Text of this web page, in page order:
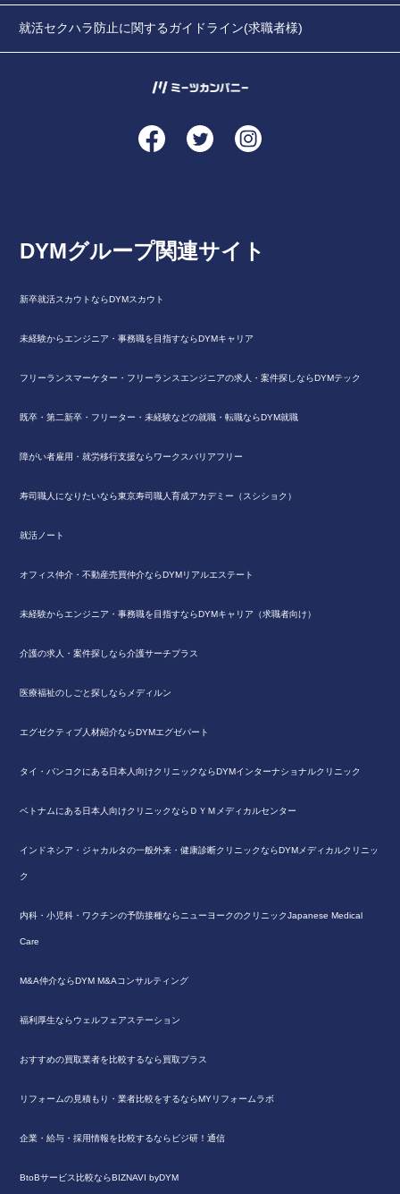
就活セクハラ防止に関するガイドライン(求職者様)
DYMグループ関連サイト
新卒就活スカウトならDYMスカウト
未経験からエンジニア・事務職を目指すならDYMキャリア
フリーランスマーケター・フリーランスエンジニアの求人・案件探しならDYMテック
既卒・第二新卒・フリーター・未経験などの就職・転職ならDYM就職
障がい者雇用・就労移行支援ならワークスバリアフリー
寿司職人になりたいなら東京寿司職人育成アカデミー（スシショク）
就活ノート
オフィス仲介・不動産売買仲介ならDYMリアルエステート
未経験からエンジニア・事務職を目指すならDYMキャリア（求職者向け）
介護の求人・案件探しなら介護サーチプラス
医療福祉のしごと探しならメディルン
エグゼクティブ人材紹介ならDYMエグゼパート
タイ・バンコクにある日本人向けクリニックならDYMインターナショナルクリニック
ベトナムにある日本人向けクリニックならＤＹＭメディカルセンター
インドネシア・ジャカルタの一般外来・健康診断クリニックならDYMメディカルクリニッ
ク
内科・小児科・ワクチンの予防接種ならニューヨークのクリニックJapanese Medical
Care
M&A仲介ならDYM M&Aコンサルティング
福利厚生ならウェルフェアステーション
おすすめの買取業者を比較するなら買取プラス
リフォームの見積もり・業者比較をするならMYリフォームラボ
企業・給与・採用情報を比較するならビジ研！通信
BtoBサービス比較ならBIZNAVI byDYM